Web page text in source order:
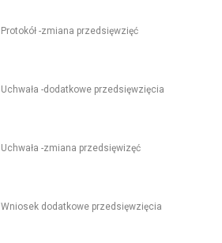
Protokół -zmiana przedsięwzięć
Uchwała -dodatkowe przedsięwzięcia
Uchwała -zmiana przedsięwizęć
Wniosek dodatkowe przedsięwzięcia